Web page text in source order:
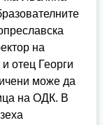
на
отец Георги
може да
на ОДК. В